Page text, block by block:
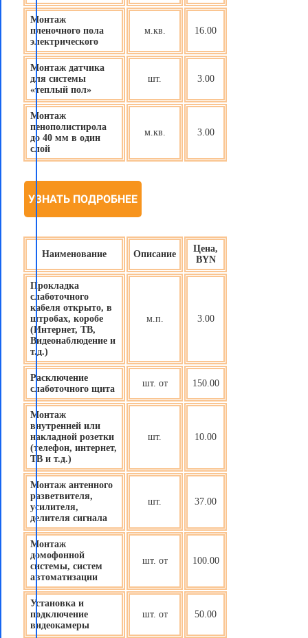
Монтаж
пленочного пола
электрического
м.кв. 16.00
Монтаж датчика
для системы
«теплый пол»
шт. 3.00
Монтаж
пенополистирола
до 40 мм в один
слой
м.кв. 3.00
УЗНАТЬ ПОДРОБНЕЕ
Наименование Описание
Цена,
BYN
Прокладка
слаботочного
кабеля открыто, в
штробах, коробе
(Интернет, ТВ,
Видеонаблюдение и
т.д.)
м.п. 3.00
Расключение
слаботочного щита
шт. от 150.00
Монтаж
внутренней или
накладной розетки
(телефон, интернет,
ТВ и т.д.)
шт. 10.00
Монтаж антенного
разветвителя,
усилителя,
делителя сигнала
шт. 37.00
Монтаж
домофонной
системы, систем
автоматизации
шт. от 100.00
Установка и
подключение
видеокамеры
шт. от 50.00